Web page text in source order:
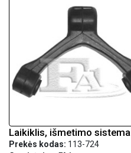
Laikiklis, išmetimo sistema
Prekės kodas: 113-724